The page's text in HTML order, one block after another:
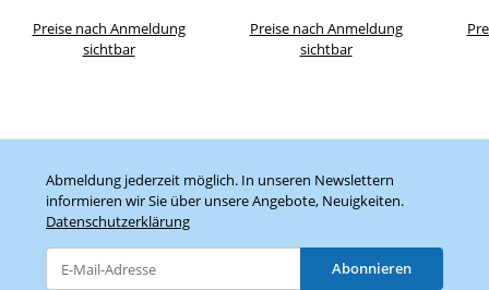
Preise nach Anmeldung
sichtbar
Preise nach Anmeldung
sichtbar
Abmeldung jederzeit möglich. In unseren Newslettern
informieren wir Sie über unsere Angebote, Neuigkeiten.
Datenschutzerklärung
Abonnieren